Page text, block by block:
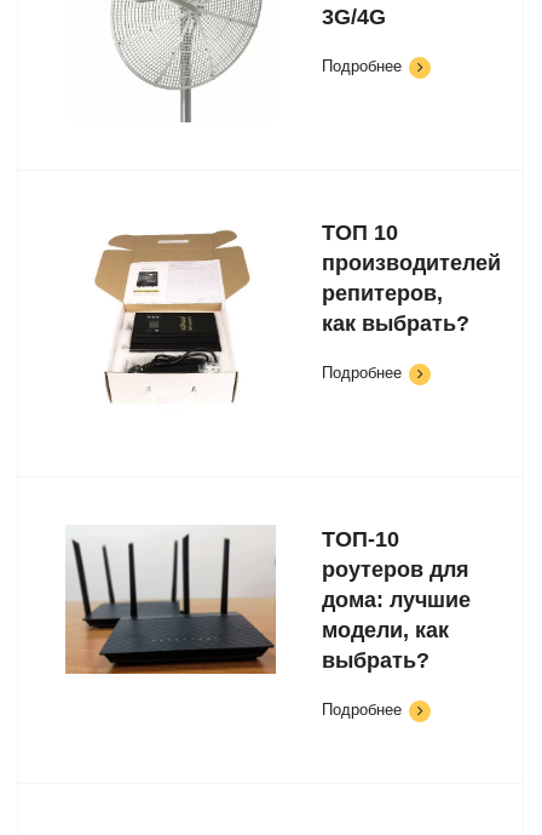
3G/4G
Подробнее
ТОП 10
производителей
репитеров,
как выбрать?
Подробнее
ТОП-10
роутеров для
дома: лучшие
модели, как
выбрать?
Подробнее